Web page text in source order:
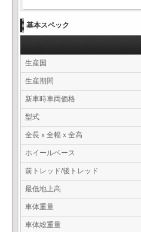
基本スペック
生産国
生産期間
新車時車両価格
型式
全長ｘ全幅ｘ全高
ホイールベース
前トレッド/後トレッド
最低地上高
車体重量
車体総重量